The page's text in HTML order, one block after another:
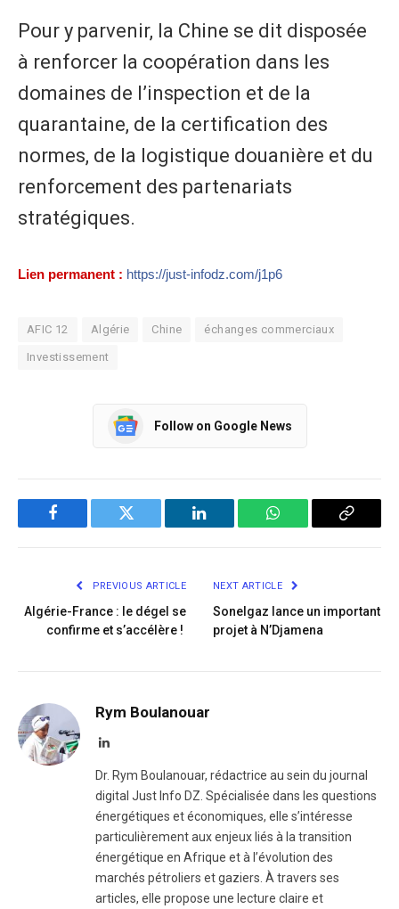
Pour y parvenir, la Chine se dit disposée
à renforcer la coopération dans les
domaines de l’inspection et de la
quarantaine, de la certification des
normes, de la logistique douanière et du
renforcement des partenariats
stratégiques.
Lien permanent : https://just-infodz.com/j1p6
AFIC 12 Algérie Chine échanges commerciaux
Investissement
Follow on Google News
Facebook Twitter LinkedIn WhatsApp Copy
PREVIOUS ARTICLE
Algérie-France : le dégel se
confirme et s’accélère !
NEXT ARTICLE
Sonelgaz lance un important
projet à N’Djamena
Rym Boulanouar
LinkedIn
Dr. Rym Boulanouar, rédactrice au sein du journal
digital Just Info DZ. Spécialisée dans les questions
énergétiques et économiques, elle s’intéresse
particulièrement aux enjeux liés à la transition
énergétique en Afrique et à l’évolution des
marchés pétroliers et gaziers. À travers ses
articles, elle propose une lecture claire et